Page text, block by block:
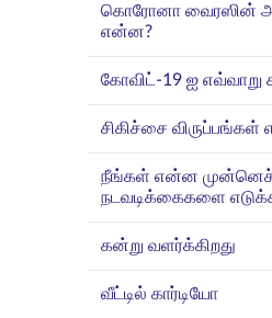
கொரோனா வைரஸின்
என்ன?
கோவிட்-19 ஐ எவ்வாறு
சிகிச்சை
நீங்கள் என்ன
நடவடிக்கைகளை
கன்று வளர்க்கிறது
வீட்டில் கார்டியோ